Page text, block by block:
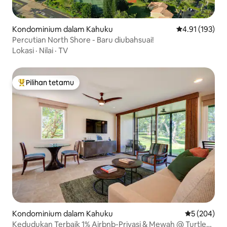
Kondominium dalam Kahuku Penarafan
4.91 (193)
Percutian North Shore - Baru diubahsuai!
Lokasi · Nilai · TV
Pilihan utama tetamu
Pilihan tetamu
Kondominium dalam Kahuku Penarafan
5 (204)
Kedudukan Terbaik 1% Airbnb-Privasi & Mewah @ Turtle